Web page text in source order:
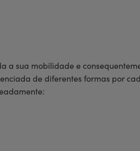
a sua mobilidade e
de diferentes formas por